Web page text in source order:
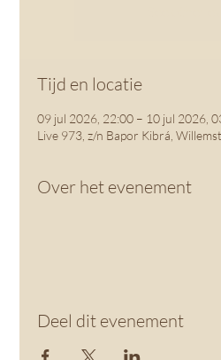
Tijd en locatie
09 jul 2026, 22:00 – 10 jul 2026,
Live 973, z/n Bapor Kibrá,
Over het evenement
Deel dit evenement